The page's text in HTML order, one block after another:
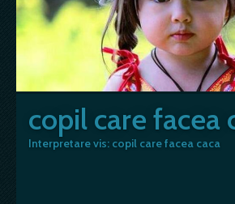
copil care facea
Interpretare vis: copil care facea caca